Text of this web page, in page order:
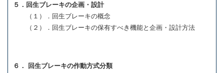
５．回生ブレーキの企画・設計
（１）．回生ブレーキの概念
（２）．回生ブレーキの保有すべき機能と企画・設計方法
６． 回生ブレーキの作動方式分類